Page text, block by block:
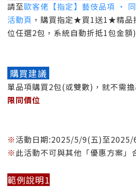
請至歐客佬【指定】藝伎品項 ‧ 同
活動頁 ，購買指定★買1送1★精品
位任選2包，系統自動折抵1包金額)
購買建議
單品項購買2包(或雙數)，就不需
限同價位
※活動日期:2025/5/9(五)至2025/
※ 此活動不可與其他「優惠方案」
範例說明1